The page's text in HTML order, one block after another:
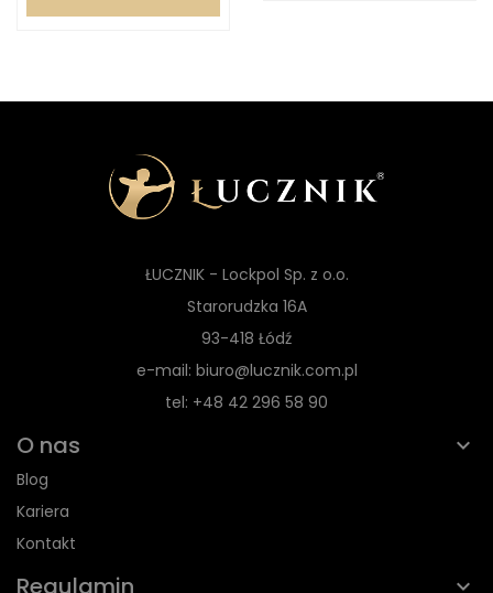
ŁUCZNIK - Lockpol Sp. z o.o.
Starorudzka 16A
93-418 Łódź
e-mail: biuro@lucznik.com.pl
tel: +48 42 296 58 90
O nas
Blog
Kariera
Kontakt
Regulamin